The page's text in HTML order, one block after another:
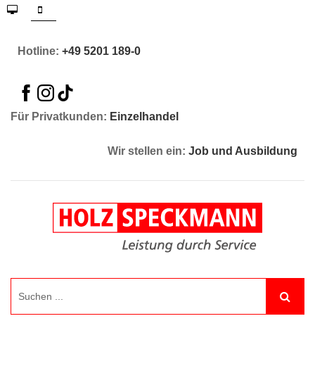
Hotline: +49 5201 189-0
Für Privatkunden: Einzelhandel
Wir stellen ein: Job und Ausbildung